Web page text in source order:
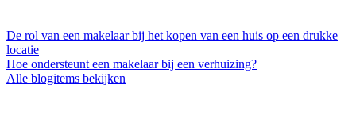
De rol van een makelaar bij het kopen van een huis op een drukke
locatie
Hoe ondersteunt een makelaar bij een verhuizing?
Alle blogitems bekijken